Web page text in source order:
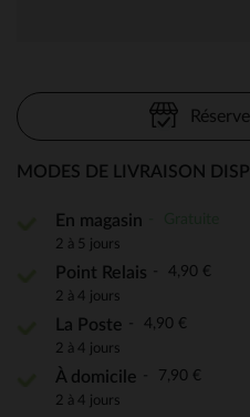
MODES DE LIVRAISON
En magasin
2 à 5 jours
Point Relais 4,90 €
2 à 4 jours
La Poste 4,90 €
2 à 4 jours
À domicile 7,90 €
2 à 4 jours